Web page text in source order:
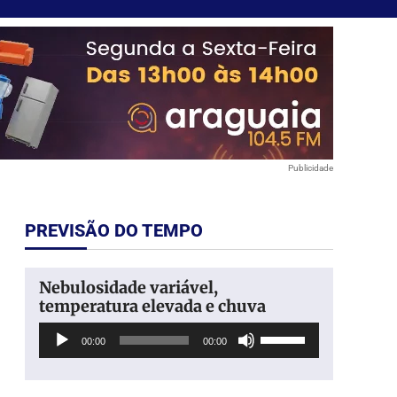
Publicidade
PREVISÃO DO TEMPO
Nebulosidade variável,
temperatura elevada e chuva
Tocador
00:00 00:00